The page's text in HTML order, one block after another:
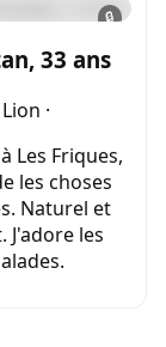
🔒
33 ans
Lion ·
Les Friques,
les choses
Naturel et
J'adore les